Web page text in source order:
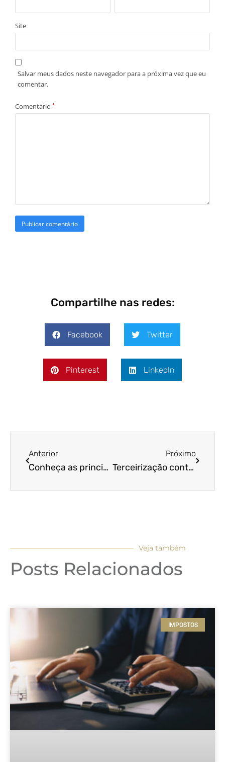
Site
Salvar meus dados neste navegador para a próxima vez que eu
comentar.
Comentário *
Compartilhe nas redes:
Facebook Twitter
Pinterest LinkedIn
Anterior
Conheça as principais demonstrações contábeis para clínica médica
Próximo
Terceirização contábil: como funciona?
Veja também
Posts Relacionados
IMPOSTOS